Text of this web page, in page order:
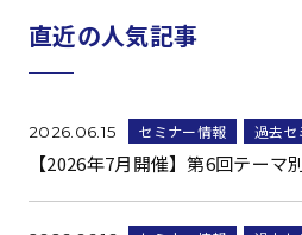
直近の人気記事
2026.06.15 セミナー情報 過去セ
【2026年7月開催】第6回テーマ